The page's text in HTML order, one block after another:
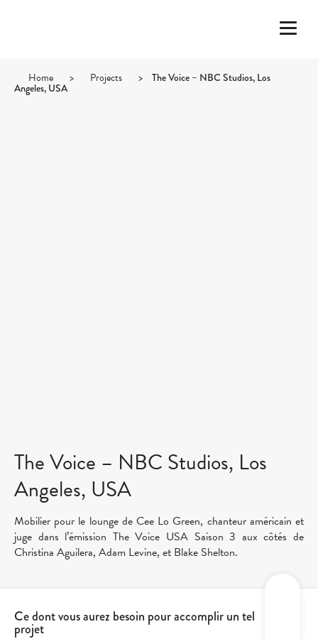
Home > Projects > The Voice – NBC Studios, Los
Angeles, USA
The Voice – NBC Studios, Los
Angeles, USA
Mobilier pour le lounge de Cee Lo Green, chanteur américain et
juge dans l’émission The Voice USA Saison 3 aux côtés de
Christina Aguilera, Adam Levine, et Blake Shelton.
Ce dont vous aurez besoin pour accomplir un tel
projet